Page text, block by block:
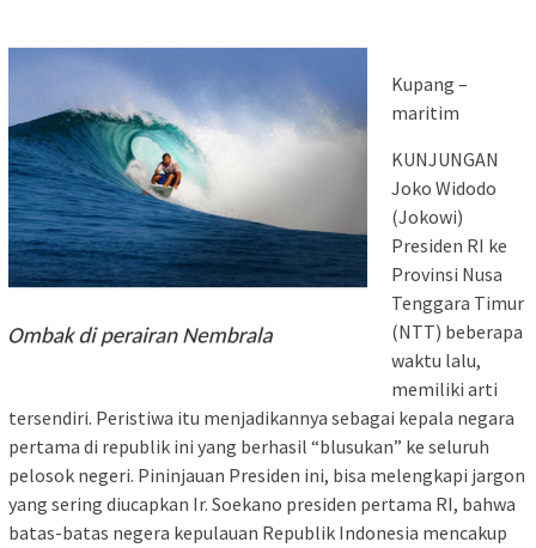
Kupang –
maritim
KUNJUNGAN
Joko Widodo
(Jokowi)
Presiden RI ke
Provinsi Nusa
Tenggara Timur
(NTT) beberapa
waktu lalu,
memiliki arti
tersendiri. Peristiwa itu menjadikannya sebagai kepala negara
pertama di republik ini yang berhasil “blusukan” ke seluruh
pelosok negeri. Pininjauan Presiden ini, bisa melengkapi jargon
yang sering diucapkan Ir. Soekano presiden pertama RI, bahwa
batas-batas negera kepulauan Republik Indonesia mencakup